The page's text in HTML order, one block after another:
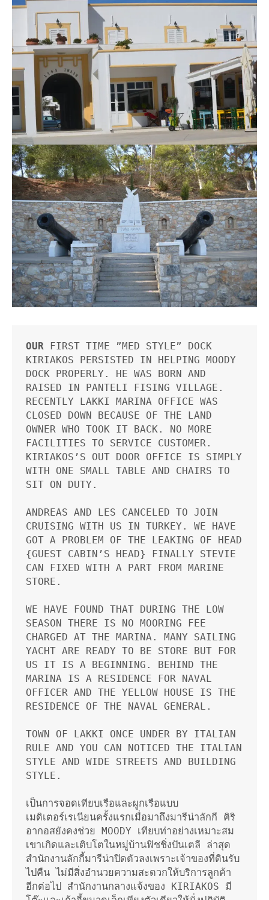
OUR FIRST TIME ”MED STYLE” DOCK
KIRIAKOS PERSISTED IN HELPING MOODY
DOCK PROPERLY. HE WAS BORN AND
RAISED IN PANTELI FISING VILLAGE.
RECENTLY LAKKI MARINA OFFICE WAS
CLOSED DOWN BECAUSE OF THE LAND
OWNER WHO TOOK IT BACK. NO MORE
FACILITIES TO SERVICE CUSTOMER.
KIRIAKOS’S OUT DOOR OFFICE IS SIMPLY
WITH ONE SMALL TABLE AND CHAIRS TO
SIT ON DUTY.
ANDREAS AND LES CANCELED TO JOIN
CRUISING WITH US IN TURKEY. WE HAVE
GOT A PROBLEM OF THE LEAKING OF HEAD
{GUEST CABIN’S HEAD} FINALLY STEVIE
CAN FIXED WITH A PART FROM MARINE
STORE.
WE HAVE FOUND THAT DURING THE LOW
SEASON THERE IS NO MOORING FEE
CHARGED AT THE MARINA. MANY SAILING
YACHT ARE READY TO BE STORE BUT FOR
US IT IS A BEGINNING. BEHIND THE
MARINA IS A RESIDENCE FOR NAVAL
OFFICER AND THE YELLOW HOUSE IS THE
RESIDENCE OF THE NAVAL GENERAL.
TOWN OF LAKKI ONCE UNDER BY ITALIAN
RULE AND YOU CAN NOTICED THE ITALIAN
STYLE AND WIDE STREETS AND BUILDING
STYLE.
เป็นการจอดเทียบเรือและผูกเรือแบบ
เมดิเตอร์เรเนียนครั้งแรกเมื่อมาถึงมารีน่าลักกี คิริ
อากอสยังคงช่วย MOODY เทียบท่าอย่างเหมาะสม
เขาเกิดและเติบโตในหมู่บ้านฟิชชิ่งปันเตลี ล่าสุด
สำนักงานลักกี้มารีน่าปิดตัวลงเพราะเจ้าของที่ดินรับ
ไปคืน ไม่มีสิ่งอำนวยความสะดวกให้บริการลูกค้า
อีกต่อไป สำนักงานกลางแจ้งของ KIRIAKOS มี